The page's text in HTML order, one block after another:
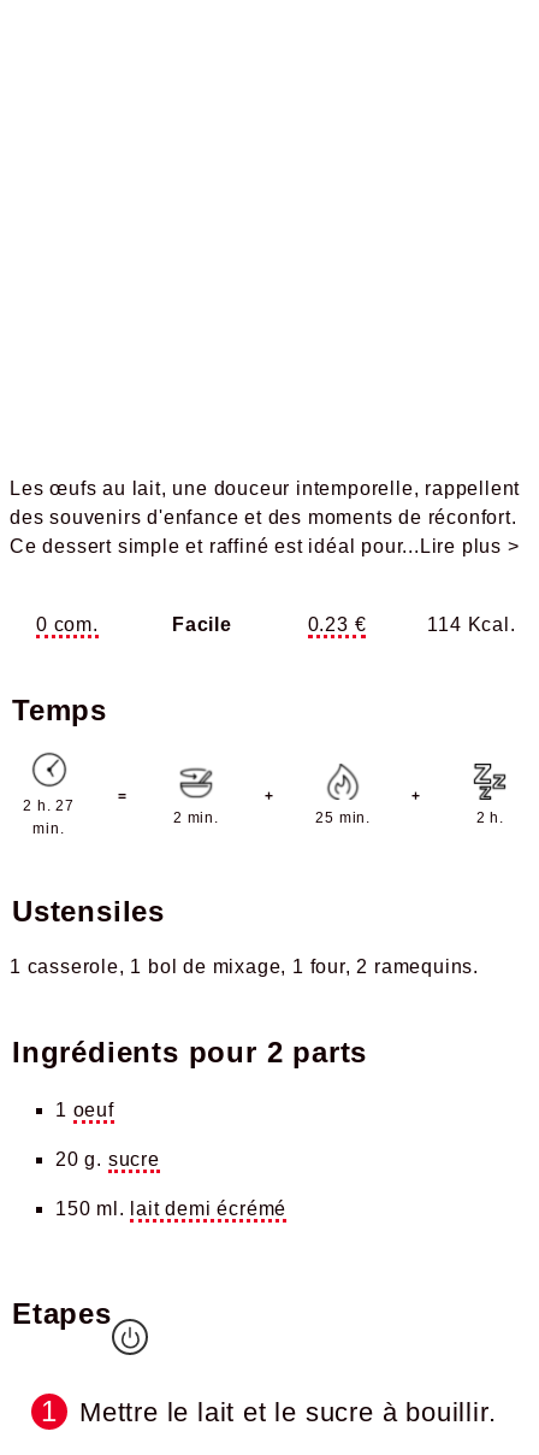
Les œufs au lait, une douceur intemporelle, rappellent
des souvenirs d'enfance et des moments de réconfort.
Ce dessert simple et raffiné est idéal pour...Lire plus >
0 com. Facile 0.23 € 114 Kcal.
Temps
2 h. 27
min.
=
2 min.
+
25 min.
+
2 h.
Ustensiles
1 casserole 1 bol de mixage 1 four 2 ramequins
Ingrédients pour 2 parts
1 oeuf
20 g. sucre
150 ml. lait demi écrémé
Etapes
Mettre le lait et le sucre à bouillir.